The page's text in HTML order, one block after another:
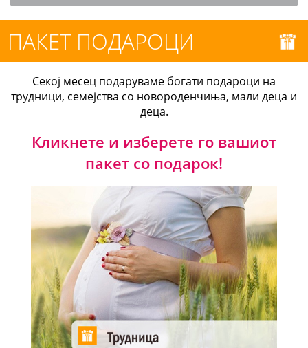
ПАКЕТ ПОДАРОЦИ
Секој месец подаруваме богати подароци на
трудници, семејства со новороденчиња, мали деца и
деца.
Кликнете и изберете го вашиот
пакет со подарок!